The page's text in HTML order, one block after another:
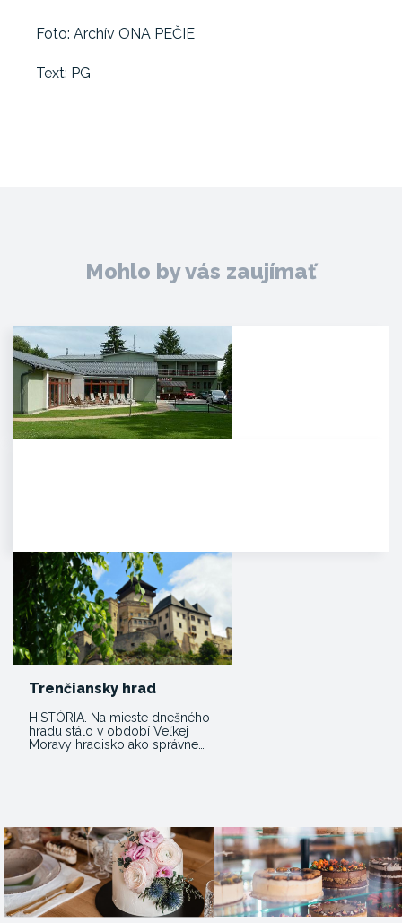
Foto: Archív ONA PEČIE
Text: PG
Mohlo by vás zaujímať
Trenčiansky hrad
HISTÓRIA. Na mieste dnešného
hradu stálo v období Veľkej
Moravy hradisko ako správne…